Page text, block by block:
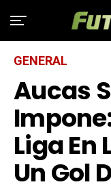
GENERAL
Aucas
Liga En
Un Gol